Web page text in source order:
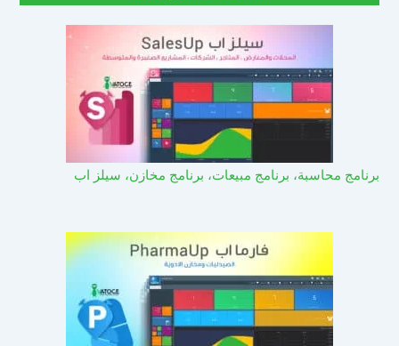
برنامج محاسبة، برنامج مبيعات، برنامج مخازن، سيلز اب